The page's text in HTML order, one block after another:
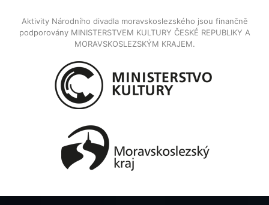
Aktivity Národního divadla moravskoslezského jsou finančně
podporovány MINISTERSTVEM KULTURY ČESKÉ REPUBLIKY A
MORAVSKOSLEZSKÝM KRAJEM.